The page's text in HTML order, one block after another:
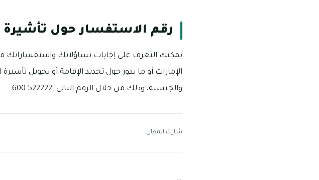
رقم الاستفسار حول تأشيرة
يمكنك التعرف على إجابات تساؤلاتك واستفساراتك
الإمارات أو ما يدور حول تجديد الإقامة أو تحويل
والجنسية، وذلك من خلال الرقم التالي: 522222 600
شارك المقال: